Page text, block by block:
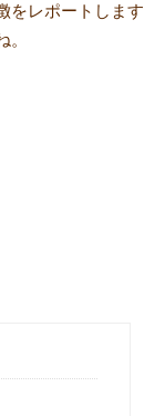
をレポートします